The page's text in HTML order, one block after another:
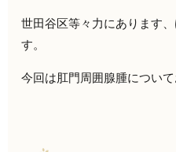
世田谷区等々力にあります
す。
今回は肛門周囲腺腫について